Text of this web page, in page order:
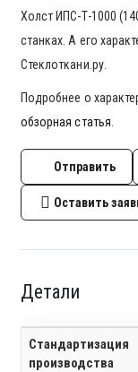
Холст ИПС-Т-1000
станках. А его
Стеклоткани.ру.
Подробнее о
обзорная статья
Отправить
Оставить
Детали
Стандартизация
производства